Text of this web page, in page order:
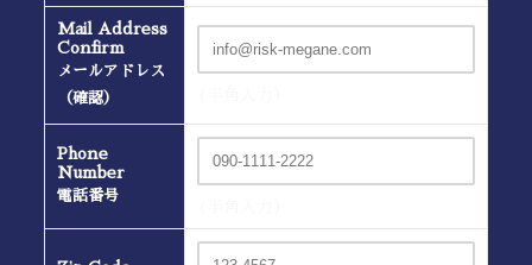
Mail Address
Confirm
メールアドレス
（確認）
Phone
Number
電話番号